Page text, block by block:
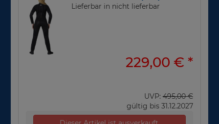
Lieferbar in nicht lieferbar
229,00 € *
UVP:495,00 €
gültig bis 31.12.2027